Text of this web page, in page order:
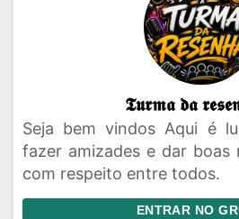
𝕿𝖚𝖗𝖒𝖆 𝖉𝖆
Seja bem vindos Aqui é
fazer amizades e dar boas
com respeito entre todos.
ENTRAR NO